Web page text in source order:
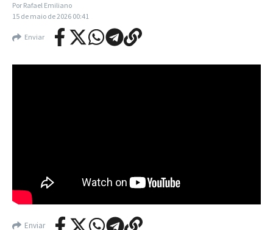
Por Rafael Emiliano
15 de maio de 2026 00:41
Enviar
Enviar